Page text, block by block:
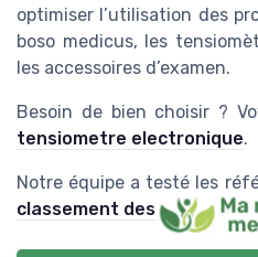
optimiser l’utilisation des
boso medicus, les
les accessoires d’examen.
Besoin de bien choisir ?
tensiometre electronique.
Notre équipe a testé les
classement des meilleurs